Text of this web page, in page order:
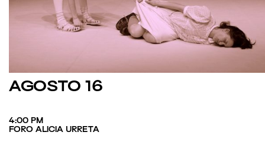
AGOSTO 16
4:00 PM
FORO ALICIA URRETA